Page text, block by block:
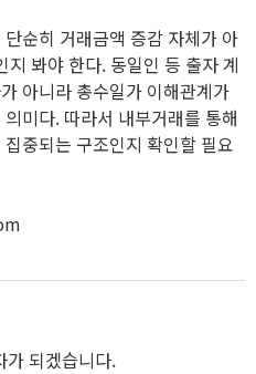
순히 거래금액 증감 자체가 아
봐야 한다. 동일인 등 출자 계
아니라 총수일가 이해관계가
미다. 따라서 내부거래를 통해
중되는 구조인지 확인할 필요
가 되겠습니다.